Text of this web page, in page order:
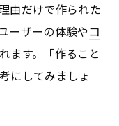
由だけで作られた
ーザーの体験やコ
ます。「作ること
にしてみましょ